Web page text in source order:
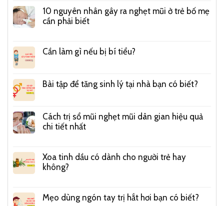
10 nguyên nhân gây ra nghẹt mũi ở trẻ bố mẹ
cần phải biết
Cần làm gì nếu bị bí tiểu?
Bài tập để tăng sinh lý tại nhà bạn có biết?
Cách trị sổ mũi nghẹt mũi dân gian hiệu quả
chi tiết nhất
Xoa tinh dầu có dành cho người trẻ hay
không?
Mẹo dùng ngón tay trị hắt hơi bạn có biết?